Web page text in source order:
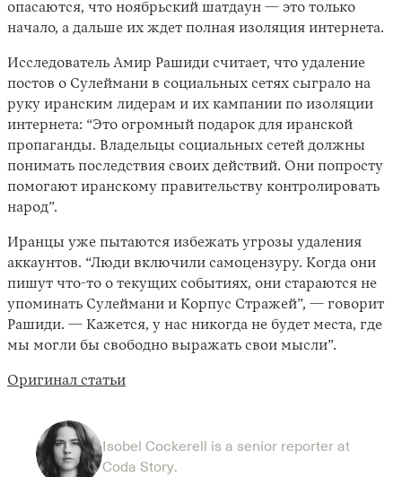
опасаются, что ноябрьский шатдаун — это только
начало, а дальше их ждет полная изоляция интернета.
Исследователь Амир Рашиди считает, что удаление
постов о Сулеймани в социальных сетях сыграло на
руку иранским лидерам и их кампании по изоляции
интернета: “Это огромный подарок для иранской
пропаганды. Владельцы социальных сетей должны
понимать последствия своих действий. Они попросту
помогают иранскому правительству контролировать
народ”.
Иранцы уже пытаются избежать угрозы удаления
аккаунтов. “Люди включили самоцензуру. Когда они
пишут что-то о текущих событиях, они стараются не
упоминать Сулеймани и Корпус Стражей”, — говорит
Рашиди. — Кажется, у нас никогда не будет места, где
мы могли бы свободно выражать свои мысли”.
Оригинал статьи
Isobel Cockerell is a senior reporter at
Coda Story.